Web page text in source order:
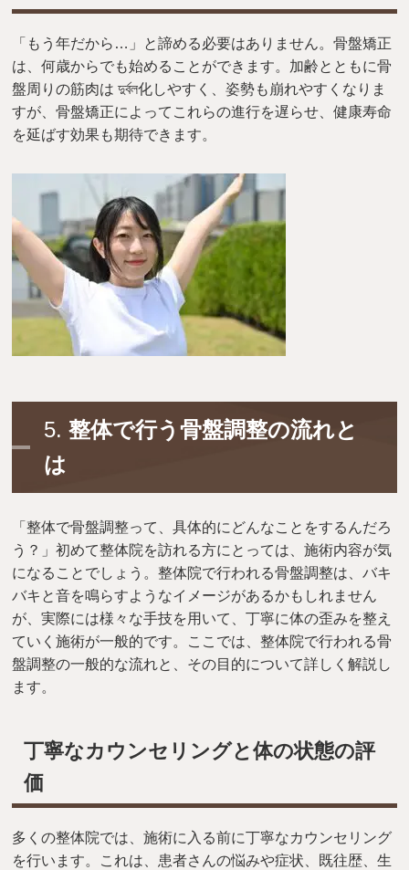
「もう年だから…」と諦める必要はありません。骨盤矯正
は、何歳からでも始めることができます。加齢とともに骨
盤周りの筋肉は দুর্বল化しやすく、姿勢も崩れやすくなりま
すが、骨盤矯正によってこれらの進行を遅らせ、健康寿命
を延ばす効果も期待できます。
5. 整体で行う骨盤調整の流れと
は
「整体で骨盤調整って、具体的にどんなことをするんだろ
う？」初めて整体院を訪れる方にとっては、施術内容が気
になることでしょう。整体院で行われる骨盤調整は、バキ
バキと音を鳴らすようなイメージがあるかもしれません
が、実際には様々な手技を用いて、丁寧に体の歪みを整え
ていく施術が一般的です。ここでは、整体院で行われる骨
盤調整の一般的な流れと、その目的について詳しく解説し
ます。
丁寧なカウンセリングと体の状態の評
価
多くの整体院では、施術に入る前に丁寧なカウンセリング
を行います。これは、患者さんの悩みや症状、既往歴、生